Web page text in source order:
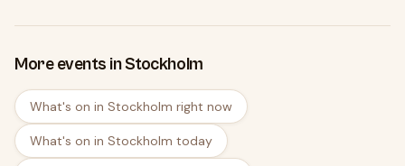
More events in Stockholm
What's on in Stockholm right now
What's on in Stockholm today